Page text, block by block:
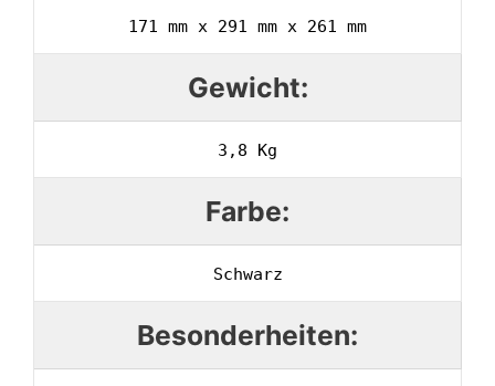
171 mm x 291 mm x 261 mm
Gewicht:
3,8 Kg
Farbe:
Schwarz
Besonderheiten: